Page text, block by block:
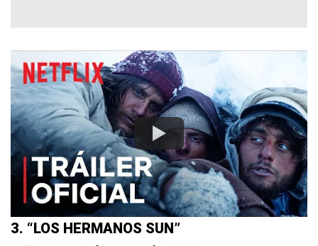
3. “LOS HERMANOS SUN”